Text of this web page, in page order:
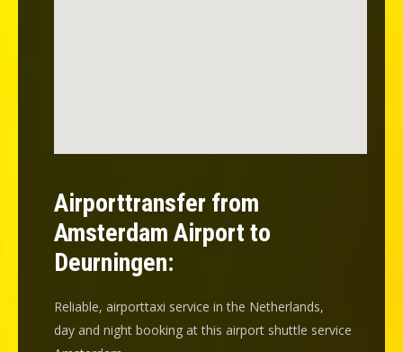
Airporttransfer from
Amsterdam Airport to
Deurningen:
Reliable, airporttaxi service in the Netherlands,
day and night booking at this airport shuttle service